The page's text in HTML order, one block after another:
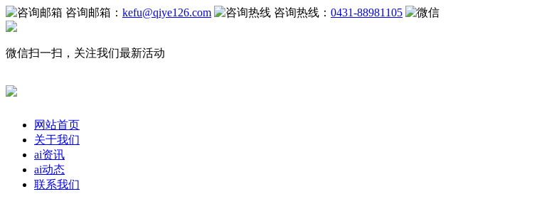
咨询邮箱： kefu@qiye126.com 咨询热线： 0431-88981105
微信扫一扫，关注我们最新活动
网站首页
关于我们
ai资讯
ai动态
联系我们